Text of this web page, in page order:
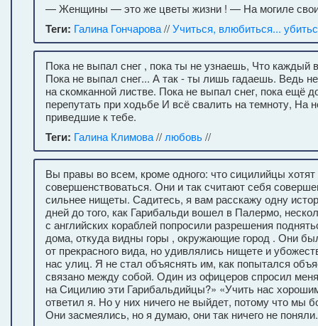
— Женщины — это же цветы жизни ! — На могиле
Теги: Галина Гончарова//Учиться, влюбиться...
Пока не выпал снег , пока ты не узнаешь, Что каждый
Пока не выпал снег... А так - ты лишь гадаешь. Ведь
на скомканной листве. Пока не выпал снег, пока ещё
перепутать при ходьбе И всё свалить на темноту, На
приведшие к тебе.
Теги: Галина Климова// любовь//
Вы правы во всем, кроме одного: что сицилийцы хотят
совершенствоваться. Они и так считают себя
сильнее нищеты. Садитесь, я вам расскажу одну
дней до того, как Гарибальди вошел в Палермо,
с английских кораблей попросили разрешения
дома, откуда видны горы , окружающие город . Они
от прекрасного вида, но удивлялись нищете и
нас улиц. Я не стал объяснять им, как попытался
связано между собой. Один из офицеров спросил
на Сицилию эти Гарибальдийцы?» «Учить нас
ответил я. Но у них ничего не выйдет, потому что мы
Они засмеялись, но я думаю, они так ничего не поняли.